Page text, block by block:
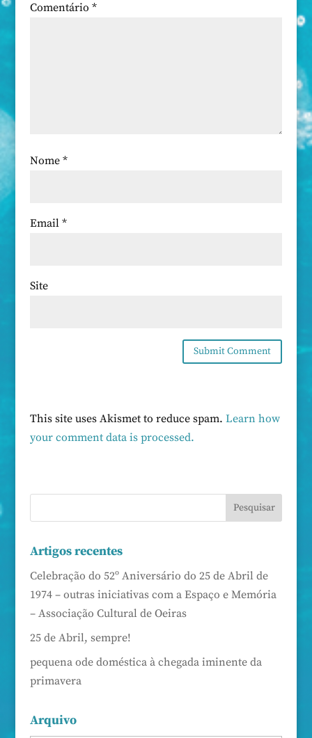
Comentário *
Nome *
Email *
Site
This site uses Akismet to reduce spam. Learn how
your comment data is processed.
Artigos recentes
Celebração do 52º Aniversário do 25 de Abril de
1974 – outras iniciativas com a Espaço e Memória
– Associação Cultural de Oeiras
25 de Abril, sempre!
pequena ode doméstica à chegada iminente da
primavera
Arquivo